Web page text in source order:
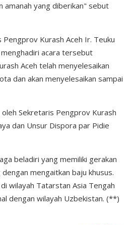
amanah yang diberikan" sebut
Kurash Aceh Ir. Teuku
menghadiri acara tersebut
Aceh telah menyelesaikan
dan akan menyelesaikan sampai
Sekretaris Pengprov Kurash
dan Unsur Dispora par Pidie
beladiri yang memiliki gerakan
mengaitkan baju khusus.
wilayah Tatarstan Asia Tengah
dengan wilayah Uzbekistan. (**)